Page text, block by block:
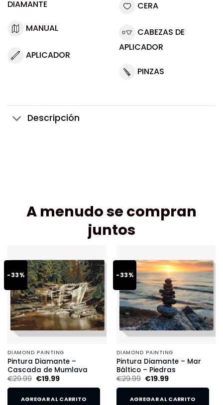
DIAMANTE
MANUAL
APLICADOR
CERA
CABEZAS DE
APLICADOR
PINZAS
Descripción
A menudo se compran
juntos
-33%
DIAMOND PAINTING
Pintura Diamante –
Cascada de Mumlava
€29.99 €19.99
AGREGAR AL CARRITO
-33%
DIAMOND PAINTING
Pintura Diamante – Mar
Báltico – Piedras
€29.99 €19.99
AGREGAR AL CARRITO